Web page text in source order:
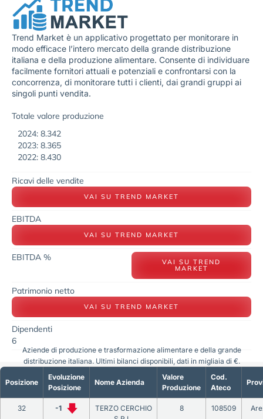
Trend Market è un applicativo progettato per monitorare in
modo efficace l’intero mercato della grande distribuzione
italiana e della produzione alimentare. Consente di individuare
facilmente fornitori attuali e potenziali e confrontarsi con la
concorrenza, di monitorare tutti i clienti, dai grandi gruppi ai
singoli punti vendita.
Totale valore produzione
2024: 8.342
2023: 8.365
2022: 8.430
Ricavi delle vendite
VAI SU TREND MARKET
EBITDA
VAI SU TREND MARKET
EBITDA % VAI SU TREND
MARKET
Patrimonio netto
VAI SU TREND MARKET
Dipendenti
6
Posizione
Evoluzione
Posizione
Nome Azienda
Valore
Produzione
Cod.
Ateco
32 -1
TERZO CERCHIO
8 108509
Aziende di produzione e trasformazione alimentare e della grande
distribuzione italiana. Ultimi bilanci disponibili, dati in migliaia di €.